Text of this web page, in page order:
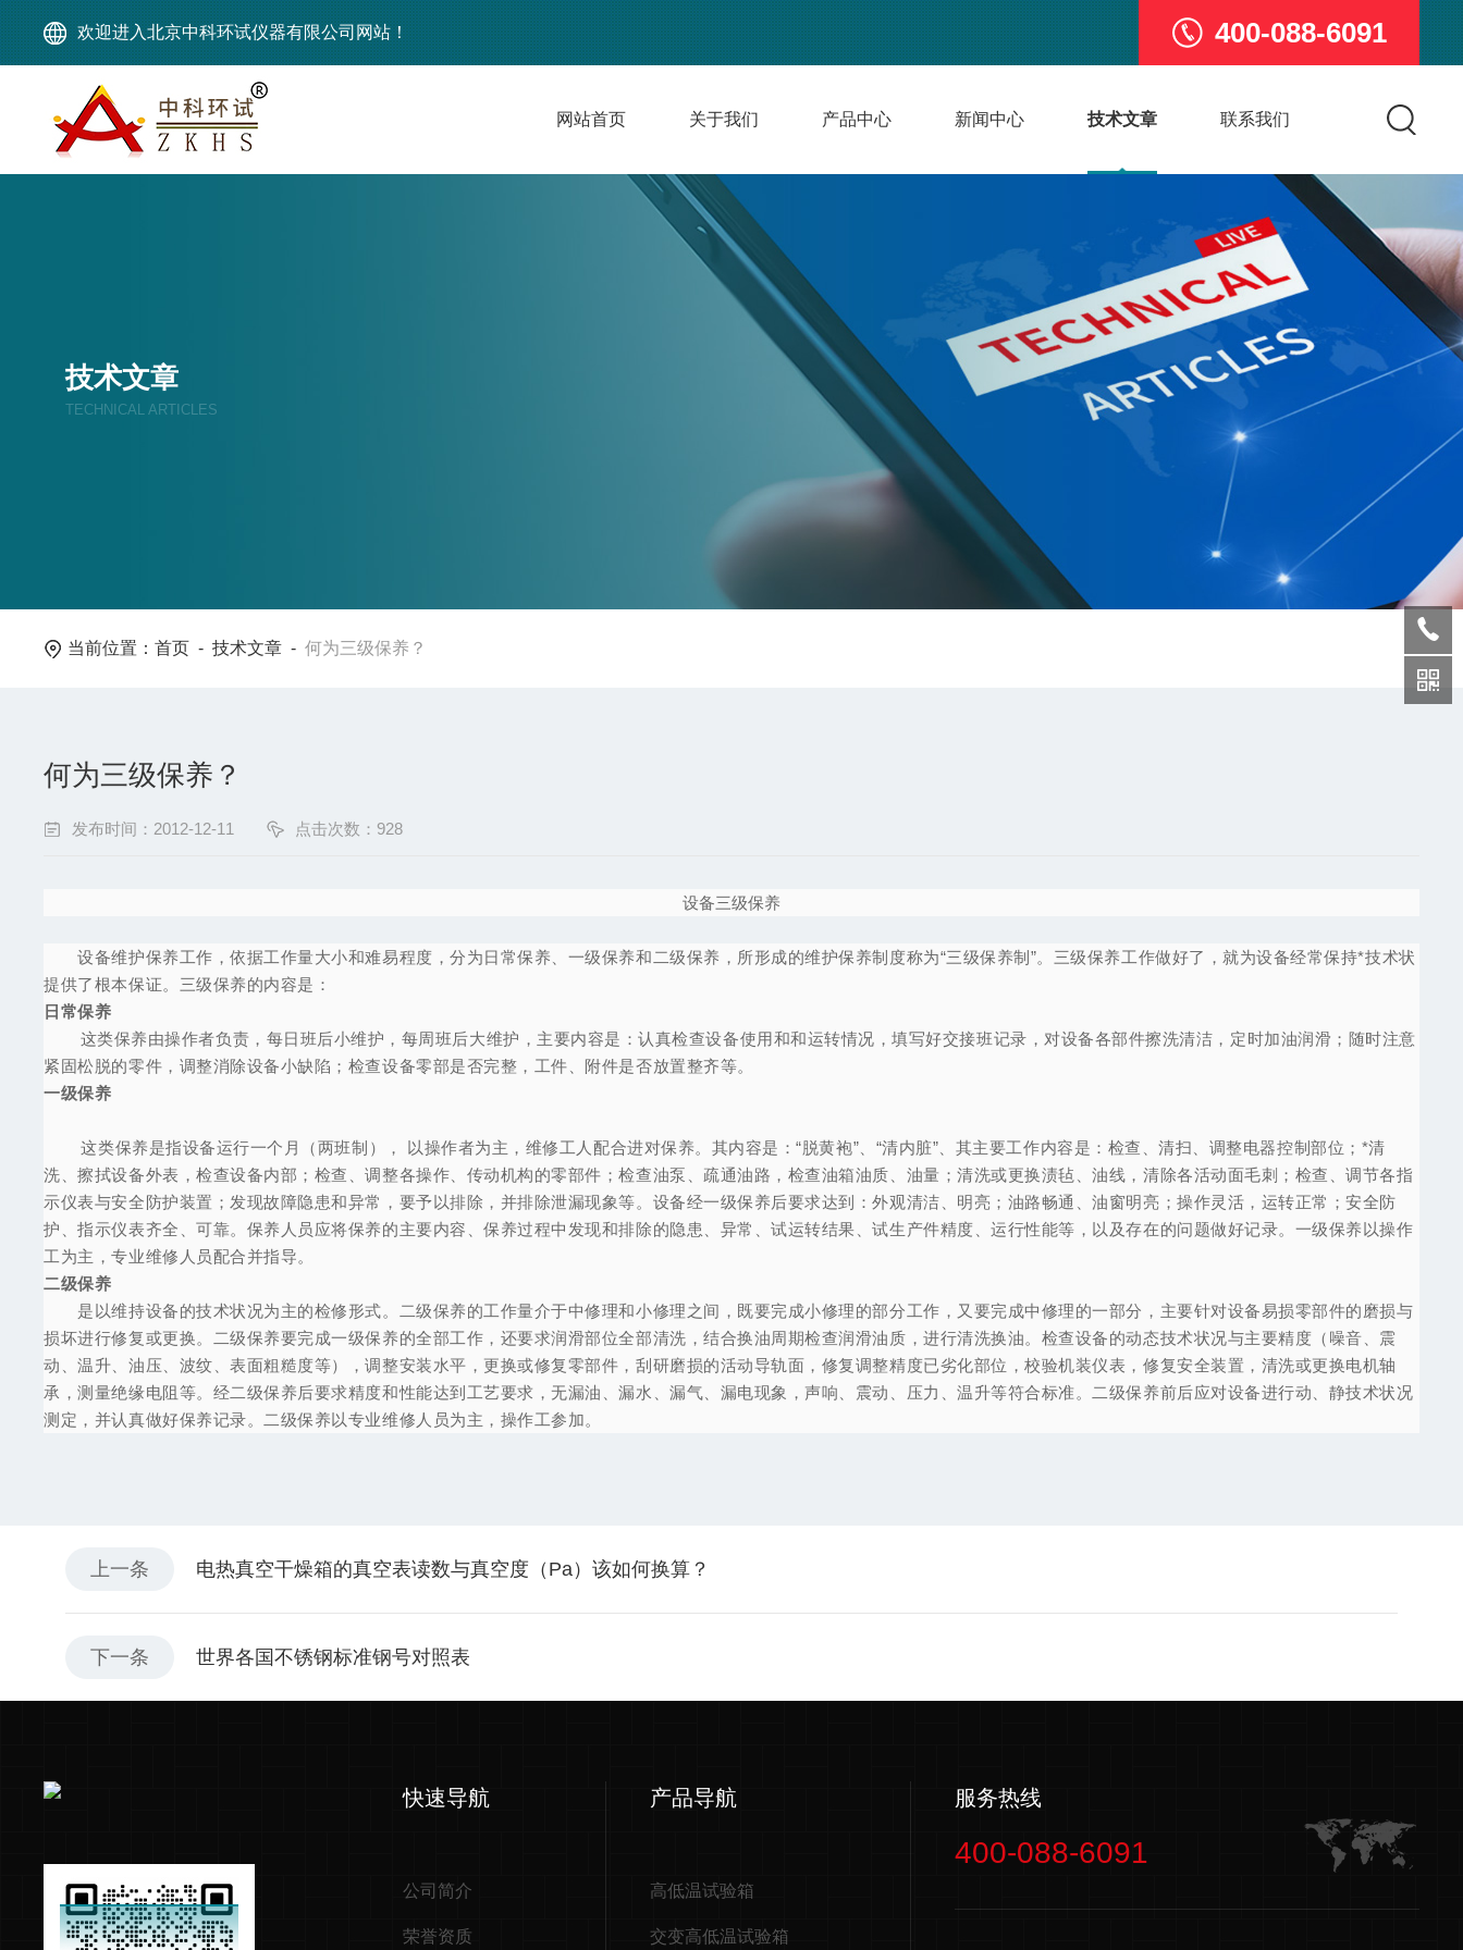
欢迎进入北京中科环试仪器有限公司网站！ 400-088-6091
网站首页 关于我们 产品中心 新闻中心 技术文章 联系我们
技术文章
TECHNICAL ARTICLES
当前位置：首页 -技术文章 -何为三级保养？
何为三级保养？
发布时间：2012-12-11 点击次数：928
设备三级保养
设备维护保养工作，依据工作量大小和难易程度，分为日常保养、一级保养和二级保养，所形成的维护保养制度称为“三级保养制 ”。三级保养工作做好了，就为设备经常保持*技术状
提供了根本保证。三级保养的内容是：
日常保养
这类保养由操作者负责，每日班后小维护，每周班后大维护，主要内容是：认真检查设备使用和和运转情况，填写好交接班记录，对设备各部件擦洗清洁，定时加油润滑；随时注意
紧固松脱的零件，调整消除设备小缺陷；检查设备零部是否完整，工件、附件是否放置整齐等。
一级保养
这类保养是指设备运行一个月（两班制）， 以操作者为主，维修工人配合进对保养。其内容是：“脱黄袍” “清内脏” 、其主要工作内容是：检查、清扫、调整电器控制部位；*清
洗、擦拭设备外表，检查设备内部；检查、调整各操作、传动机构的零部件；检查油泵、疏通油路，检查油箱油质、油量；清洗或更换渍毡、油线，清除各活动面毛刺；检查、调节各指
示仪表与安全防护装置；发现故障隐患和异常，要予以排除，并排除泄漏现象等。设备经一级保养后要求达到：外观清洁、明亮；油路畅通、油窗明亮；操作灵活，运转正常；安全防
护、指示仪表齐全、可靠。保养人员应将保养的主要内容、保养过程中发现和排除的隐患、异常、试运转结果、试生产件精度、运行性能等，以及存在的问题做好记录。一级保养以操作
工为主，专业维修人员配合并指导。
二级保养
是以维持设备的技术状况为主的检修形式。二级保养的工作量介于中修理和小修理之间，既要完成小修理的部分工作，又要完成中修理的一部分，主要针对设备易损零部件的磨损与
损坏进行修复或更换。二级保养要完成一级保养的全部工作，还要求润滑部位全部清洗，结合换油周期检查润滑油质，进行清洗换油。检查设备的动态技术状况与主要精度（噪音、震
动、温升、油压、波纹、表面粗糙度等），调整安装水平，更换或修复零部件，刮研磨损的活动导轨面，修复调整精度已劣化部位，校验机装仪表，修复安全装置，清洗或更换电机轴
承，测量绝缘电阻等。经二级保养后要求精度和性能达到工艺要求，无漏油、漏水、漏气、漏电现象，声响、震动、压力、温升等符合标准。二级保养前后应对设备进行动、静技术状况
测定，并认真做好保养记录。二级保养以专业维修人员为主，操作工参加。
上一条 电热真空干燥箱的真空表读数与真空度（Pa）该如何换算？
下一条 世界各国不锈钢标准钢号对照表
快速导航
公司简介
荣誉资质
产品导航
高低温试验箱
交变高低温试验箱
服务热线
400-088-6091